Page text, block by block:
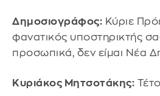
Δημοσιογράφος: Κύριε
φανατικός υποστηρικτής
προσωπικά, δεν είμαι Νέα
Κυριάκος Μητσοτάκης: